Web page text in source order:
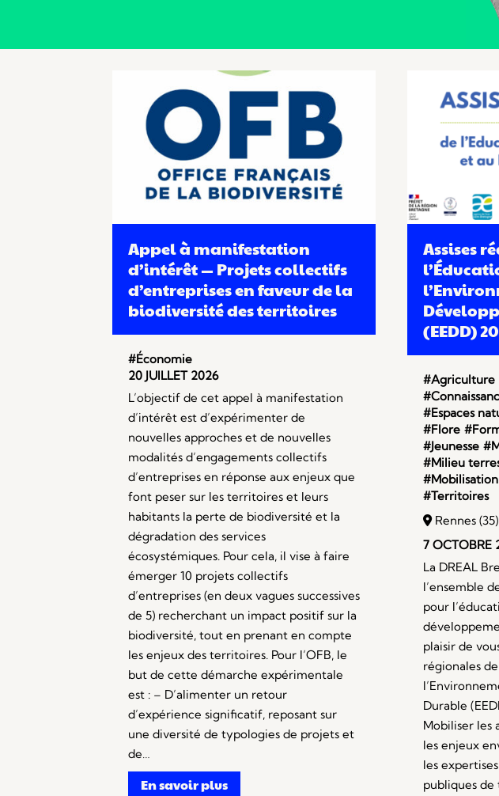
Appel à manifestation
d’intérêt — Projets collectifs
d’entreprises en faveur de la
biodiversité des territoires
#Économie
20 JUILLET 2026
L’objectif de cet appel à manifestation
d’intérêt est d’expérimenter de
nouvelles approches et de nouvelles
modalités d’engagements collectifs
d’entreprises en réponse aux enjeux que
font peser sur les territoires et leurs
habitants la perte de biodiversité et la
dégradation des services
écosystémiques. Pour cela, il vise à faire
émerger 10 projets collectifs
d’entreprises (en deux vagues successives
de 5) recherchant un impact positif sur la
biodiversité, tout en prenant en compte
les enjeux des territoires. Pour l’OFB, le
but de cette démarche expérimentale
est : – D’alimenter un retour
d’expérience significatif, reposant sur
une diversité de typologies de projets et
de…
En savoir plus
Assises
(EEDD)
#Agriculture
#Espaces
#Flore
#Jeunesse
#Milieu
#Mobilisation
#Territoires
Rennes (35)
7 OCTOBRE
La DREAL
l’ensemble
pour
plaisir de
régionales
Durable
Mobiliser les
les enjeux
les
publiques